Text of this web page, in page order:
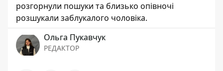
розгорнули пошуки та близько опівночі
розшукали заблукалого чоловіка.
Ольга Пукавчук
РЕДАКТОР